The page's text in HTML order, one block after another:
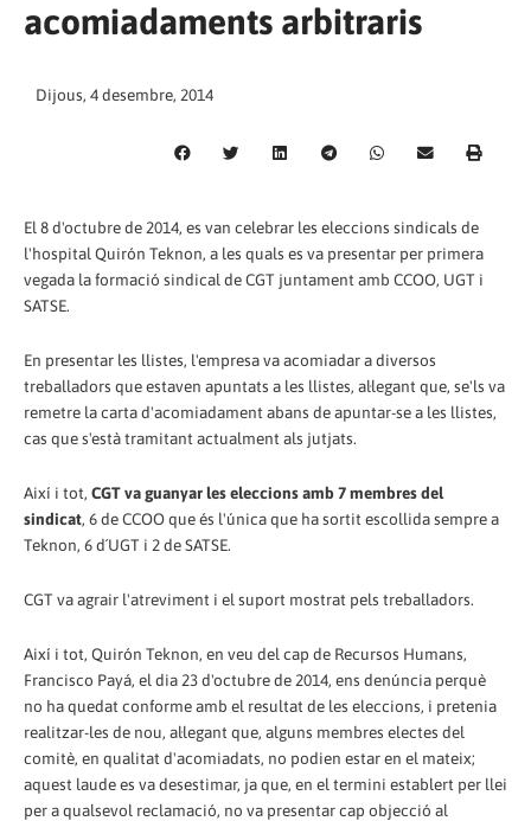
acomiadaments arbitraris
Dijous, 4 desembre, 2014
El 8 d'octubre de 2014, es van celebrar les eleccions sindicals de
l'hospital Quirón Teknon, a les quals es va presentar per primera
vegada la formació sindical de CGT juntament amb CCOO, UGT i
SATSE.
En presentar les llistes, l'empresa va acomiadar a diversos
treballadors que estaven apuntats a les llistes, al·legant que, se'ls va
remetre la carta d'acomiadament abans de apuntar-se a les llistes,
cas que s'està tramitant actualment als jutjats.
Així i tot, CGT va guanyar les eleccions amb 7 membres del
sindicat, 6 de CCOO que és l'única que ha sortit escollida sempre a
Teknon, 6 d´UGT i 2 de SATSE.
CGT va agrair l'atreviment i el suport mostrat pels treballadors.
Així i tot, Quirón Teknon, en veu del cap de Recursos Humans,
Francisco Payá, el dia 23 d'octubre de 2014, ens denúncia perquè
no ha quedat conforme amb el resultat de les eleccions, i pretenia
realitzar-les de nou, al·legant que, alguns membres electes del
comitè, en qualitat d'acomiadats, no podien estar en el mateix;
aquest laude es va desestimar, ja que, en el termini establert per llei
per a qualsevol reclamació, no va presentar cap objecció al